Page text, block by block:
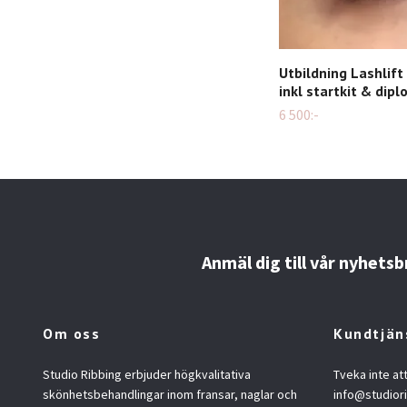
Utbildning
inkl startkit &
6 500:-
Anmäl dig till vår
Om oss
Studio Ribbing erbjuder högkvalitativa
skönhetsbehandlingar inom fransar, naglar och
Tveka inte